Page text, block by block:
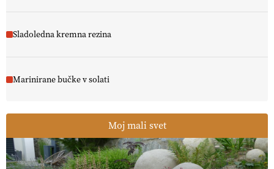
Sladoledna kremna rezina
Marinirane bučke v solati
Moj mali svet